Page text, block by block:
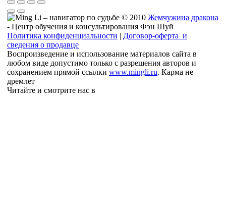
© 2010 Жемчужина дракона
- Центр обучения и консультирования Фэн Шуй
Политика конфиденциальности | Договор-оферта и
сведения о продавце
Воспроизведение и использование материалов сайта в
любом виде допустимо только с разрешения авторов и
сохранением прямой ссылки www.mingli.ru. Карма не
дремлет
Читайте и смотрите нас в